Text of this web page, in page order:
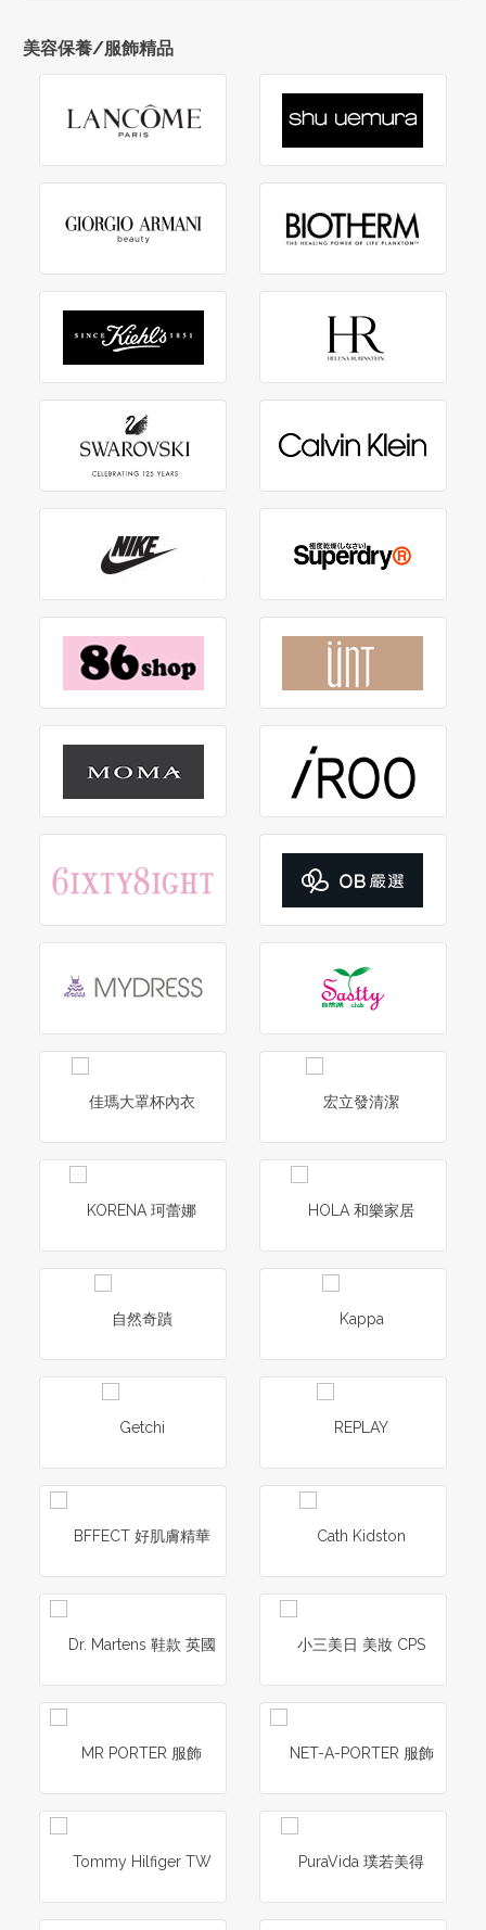
美容保養/服飾精品